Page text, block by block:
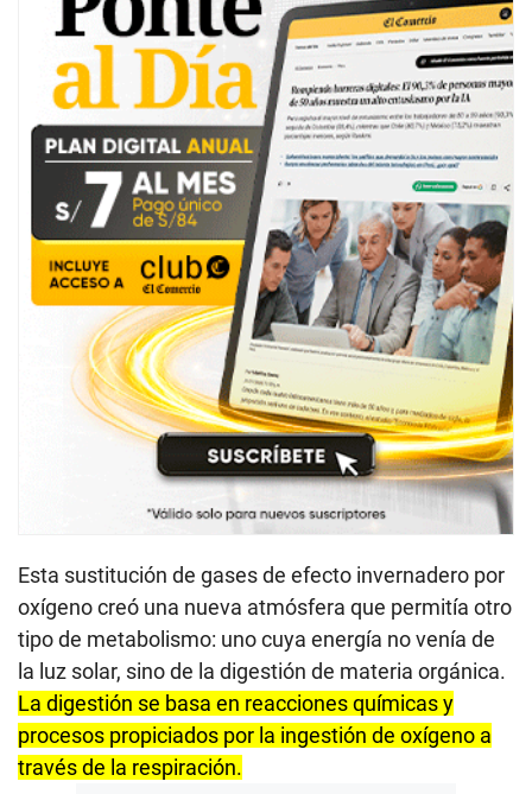
Esta sustitución de gases de efecto invernadero por
oxígeno creó una nueva atmósfera que permitía otro
tipo de metabolismo: uno cuya energía no venía de
la luz solar, sino de la digestión de materia orgánica.
La digestión se basa en reacciones químicas y
procesos propiciados por la ingestión de oxígeno a
través de la respiración.